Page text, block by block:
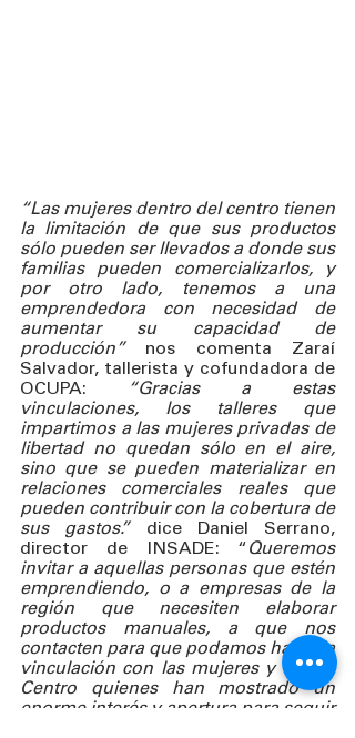
“Las mujeres dentro del centro tienen
la limitación de que sus productos
sólo pueden ser llevados a donde sus
familias pueden comercializarlos, y
por otro lado, tenemos a una
emprendedora con necesidad de
aumentar su capacidad de
producción” nos comenta Zaraí
Salvador, tallerista y cofundadora de
OCUPA:
“Gracias a estas
vinculaciones, los talleres que
impartimos a las mujeres privadas de
libertad no quedan sólo en el aire,
sino que se pueden materializar en
relaciones comerciales reales que
pueden contribuir con la cobertura de
sus gastos.” dice Daniel Serrano,
director de INSADE: “ Queremos
invitar a aquellas personas que estén
emprendiendo, o a empresas de la
región que necesiten elaborar
productos manuales, a que nos
contacten para que podamos hacer la
vinculación con las mujeres y con el
Centro quienes han mostrado un
enorme interés y apertura para seguir